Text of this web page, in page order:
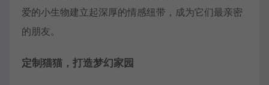
爱的小生物建立起深厚的情感纽带，成为它们最亲密
的朋友。
定制猫猫，打造梦幻家园